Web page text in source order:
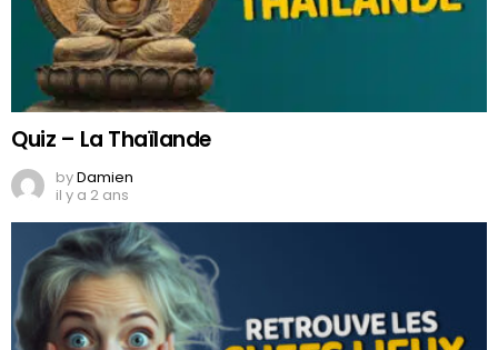
Quiz – La Thaïlande
byDamien
il y a 2 ans